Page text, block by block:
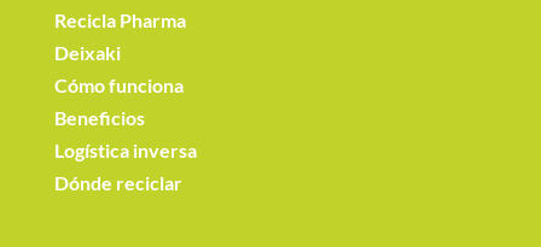
Recicla Pharma
Deixaki
Cómo funciona
Beneficios
Logística inversa
Dónde reciclar